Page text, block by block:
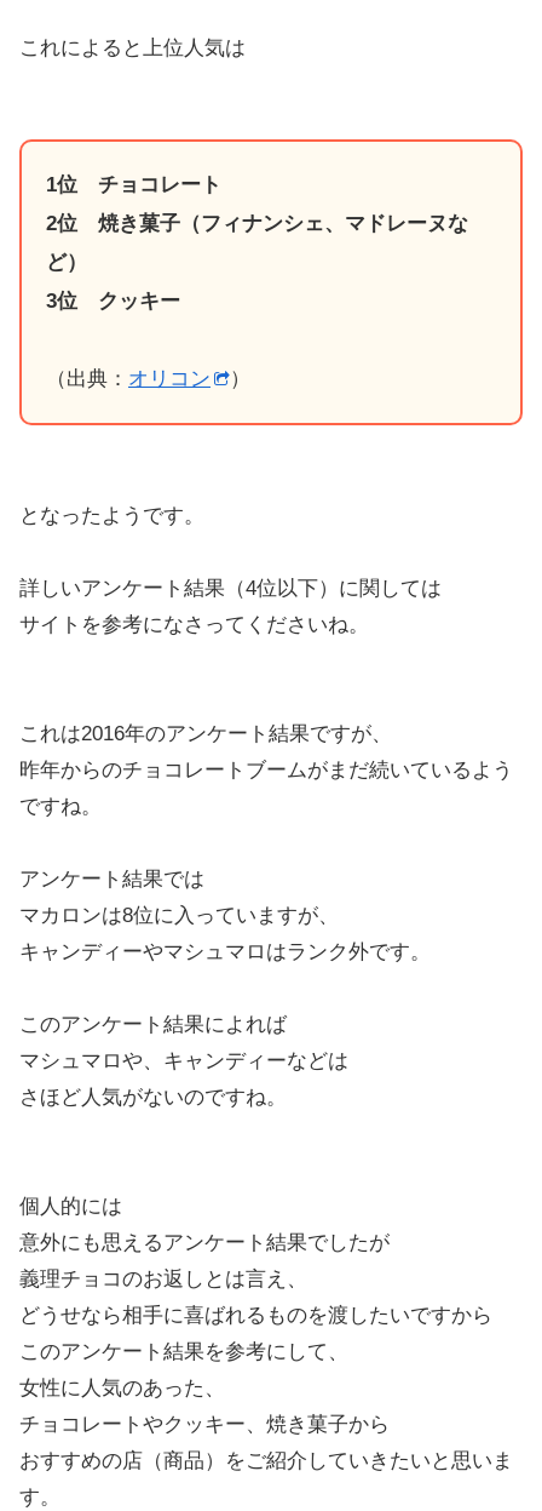
これによると上位人気は
1位 チョコレート
2位 焼き菓子（フィナンシェ、マドレーヌな
ど）
3位 クッキー
（出典： オリコン ）
となったようです。
詳しいアンケート結果（4位以下）に関しては
サイトを参考になさってくださいね。
これは2016年のアンケート結果ですが、
昨年からのチョコレートブームがまだ続いているよう
ですね。
アンケート結果では
マカロンは8位に入っていますが、
キャンディーやマシュマロはランク外です。
このアンケート結果によれば
マシュマロや、キャンディーなどは
さほど人気がないのですね。
個人的には
意外にも思えるアンケート結果でしたが
義理チョコのお返しとは言え、
どうせなら相手に喜ばれるものを渡したいですから
このアンケート結果を参考にして、
女性に人気のあった、
チョコレートやクッキー、焼き菓子から
おすすめの店（商品）をご紹介していきたいと思いま
す。